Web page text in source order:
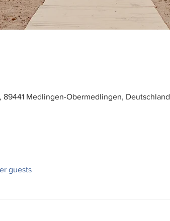
Medlingen-Obermedlingen, Deutschland
guests